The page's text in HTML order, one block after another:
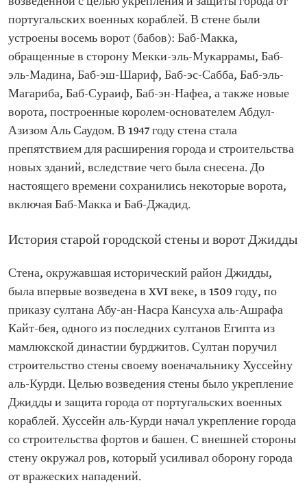
португальских военных кораблей. В стене были
устроены восемь ворот (бабов): Баб-Макка,
обращенные в сторону Мекки-эль-Мукаррамы, Баб-
эль-Мадина, Баб-эш-Шариф, Баб-эс-Сабба, Баб-эль-
Магариба, Баб-Сураиф, Баб-эн-Нафеа, а также новые
ворота, построенные королем-основателем Абдул-
Азизом Аль Саудом. В 1947 году стена стала
препятствием для расширения города и строительства
новых зданий, вследствие чего была снесена. До
настоящего времени сохранились некоторые ворота,
включая Баб-Макка и Баб-Джадид.
История старой городской стены и ворот Джидды
Стена, окружавшая исторический район Джидды,
была впервые возведена в XVI веке, в 1509 году, по
приказу султана Абу-ан-Насра Кансуха аль-Ашрафа
Кайт-бея, одного из последних султанов Египта из
мамлюкской династии бурджитов. Султан поручил
строительство стены своему военачальнику Хуссейну
аль-Курди. Целью возведения стены было укрепление
Джидды и защита города от португальских военных
кораблей. Хуссейн аль-Курди начал укрепление города
со строительства фортов и башен. С внешней стороны
стену окружал ров, который усиливал оборону города
от вражеских нападений.